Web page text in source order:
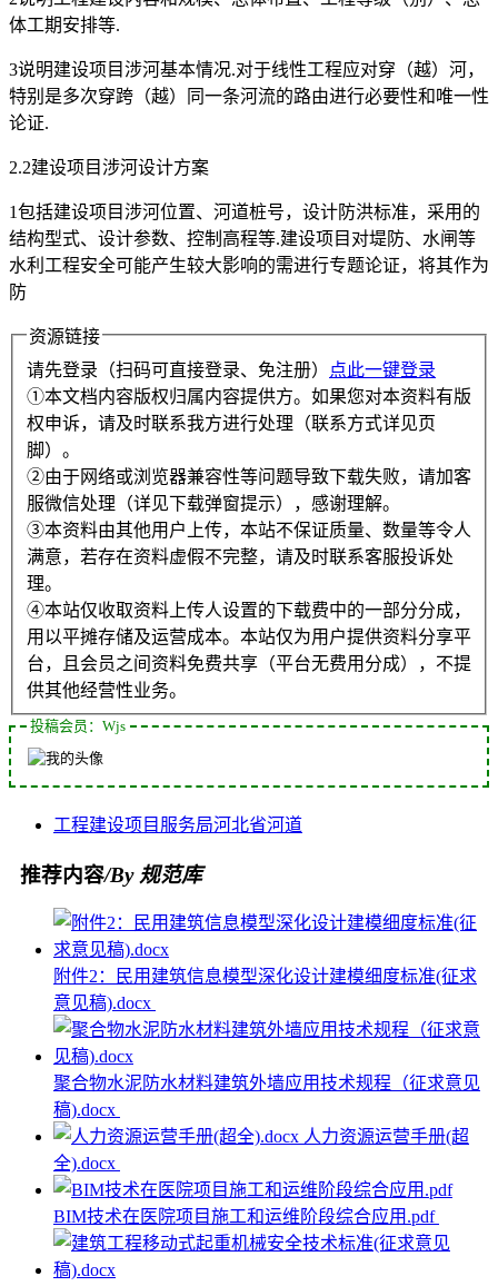
体工期安排等.
3说明建设项目涉河基本情况.对于线性工程应对穿（越）河，
特别是多次穿跨（越）同一条河流的路由进行必要性和唯一性
论证.
2.2建设项目涉河设计方案
1包括建设项目涉河位置、河道桩号，设计防洪标准，采用的
结构型式、设计参数、控制高程等.建设项目对堤防、水闸等
水利工程安全可能产生较大影响的需进行专题论证，将其作为
防
资源链接
请先登录（扫码可直接登录、免注册）
点此一键登录
①本文档内容版权归属内容提供方。如果您对本资料有版
权申诉，请及时联系我方进行处理（联系方式详见页
脚）。
②由于网络或浏览器兼容性等问题导致下载失败，请加客
服微信处理（详见下载弹窗提示），感谢理解。
③本资料由其他用户上传，本站不保证质量、数量等令人
满意，若存在资料虚假不完整，请及时联系客服投诉处
理。
④本站仅收取资料上传人设置的下载费中的一部分分成，
用以平摊存储及运营成本。本站仅为用户提供资料分享平
台，且会员之间资料免费共享（平台无费用分成），不提
供其他经营性业务。
投稿会员：Wjs
工程建设项目 服务局河北省河道
推荐内容/By 规范库
附件2：民用建筑信息模型深化设计建模细度标准(征求
意见稿).docx
聚合物水泥防水材料建筑外墙应用技术规程（征求意见
稿).docx
人力资源运营手册(超
全).docx
BIM技术在医院项目施工和运维阶段综合应用.pdf